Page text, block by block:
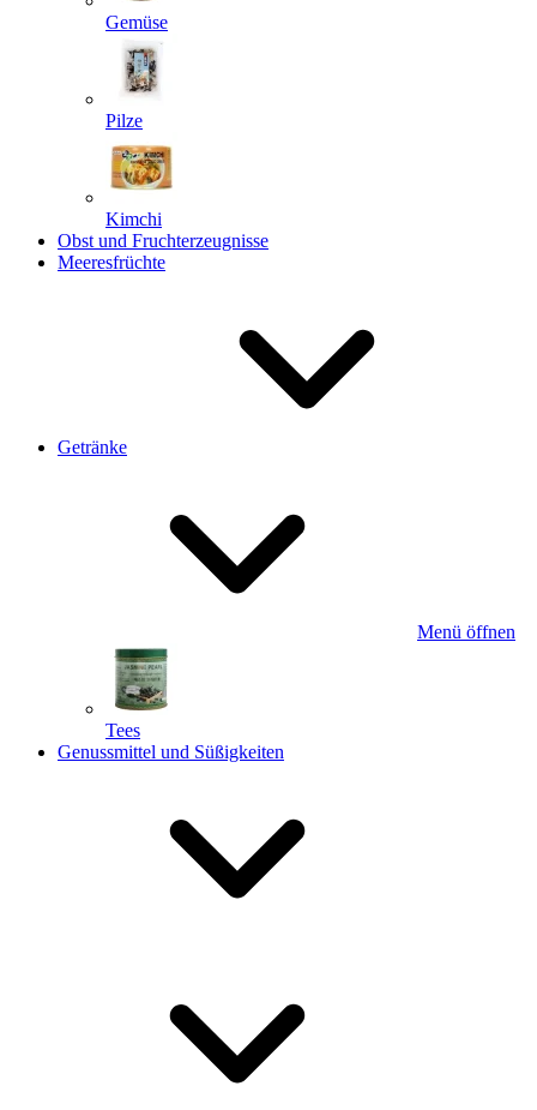
Gemüse
Pilze
Kimchi
Obst und Fruchterzeugnisse
Meeresfrüchte
Getränke
Menü öffnen
Tees
Genussmittel und Süßigkeiten